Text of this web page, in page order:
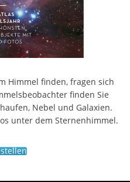
Himmel finden, fragen sich
finden Sie
Nebel und Galaxien.
unter dem Sternenhimmel.